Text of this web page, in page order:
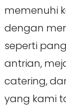
memenuhi
dengan
seperti
antrian,
catering,
yang kami